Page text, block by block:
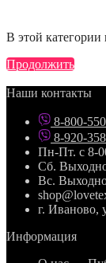
В этой категории
Продолжить
Наши контакты
8-800-
8-920-
Пн-Пт. с 8-
Сб.
Вс.
г. Иваново,
Информация